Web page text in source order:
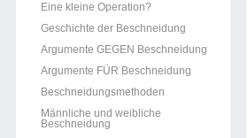
Eine kleine Operation?
Geschichte der Beschneidung
Argumente GEGEN Beschneidung
Argumente FÜR Beschneidung
Beschneidungsmethoden
Männliche und weibliche
Beschneidung